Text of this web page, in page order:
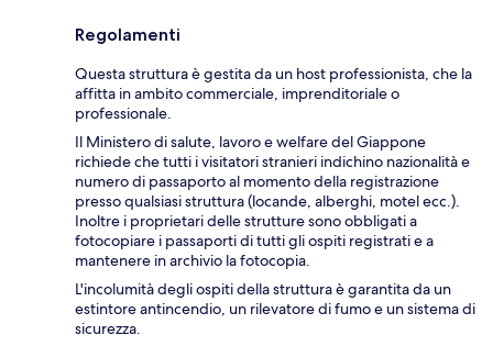
Regolamenti
Questa struttura è gestita da un host professionista, che la
affitta in ambito commerciale, imprenditoriale o
professionale.
Il Ministero di salute, lavoro e welfare del Giappone
richiede che tutti i visitatori stranieri indichino nazionalità e
numero di passaporto al momento della registrazione
presso qualsiasi struttura (locande, alberghi, motel ecc.).
Inoltre i proprietari delle strutture sono obbligati a
fotocopiare i passaporti di tutti gli ospiti registrati e a
mantenere in archivio la fotocopia.
L'incolumità degli ospiti della struttura è garantita da un
estintore antincendio, un rilevatore di fumo e un sistema di
sicurezza.